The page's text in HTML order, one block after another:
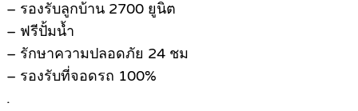
– รองรับลูกบ้าน 2700 ยูนิต
– ฟรีปั้มน้ำ
– รักษาความปลอดภัย 24 ชม
– รองรับที่จอดรถ 100%
.